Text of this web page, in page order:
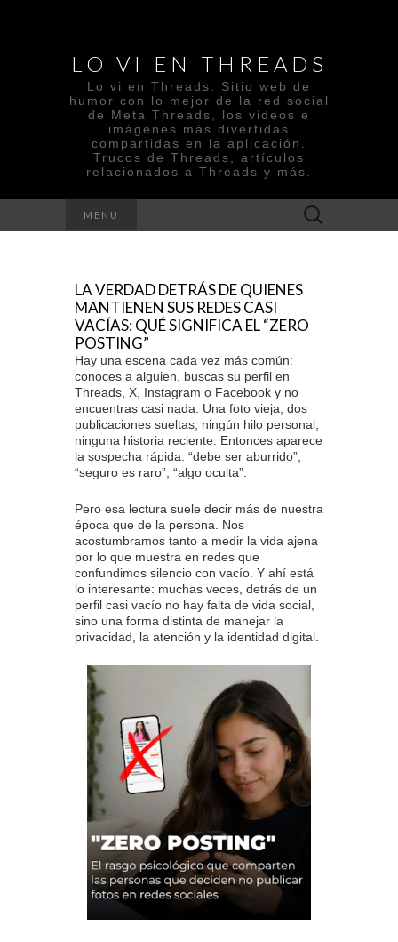
LO VI EN THREADS
Lo vi en Threads. Sitio web de
humor con lo mejor de la red social
de Meta Threads, los videos e
imágenes más divertidas
compartidas en la aplicación.
Trucos de Threads, artículos
relacionados a Threads y más.
MENU
Search
for:
LA VERDAD DETRÁS DE QUIENES
MANTIENEN SUS REDES CASI
VACÍAS: QUÉ SIGNIFICA EL “ZERO
POSTING”
Hay una escena cada vez más común:
conoces a alguien, buscas su perfil en
Threads, X, Instagram o Facebook y no
encuentras casi nada. Una foto vieja, dos
publicaciones sueltas, ningún hilo personal,
ninguna historia reciente. Entonces aparece
la sospecha rápida: “debe ser aburrido”,
“seguro es raro”, “algo oculta”.
Pero esa lectura suele decir más de nuestra
época que de la persona. Nos
acostumbramos tanto a medir la vida ajena
por lo que muestra en redes que
confundimos silencio con vacío. Y ahí está
lo interesante: muchas veces, detrás de un
perfil casi vacío no hay falta de vida social,
sino una forma distinta de manejar la
privacidad, la atención y la identidad digital.